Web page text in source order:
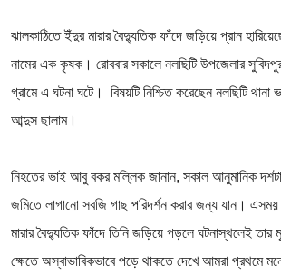
ঝালকাঠিতে ইঁদুর মারার বৈদ্যুতিক ফাঁদে জড়িয়ে প্রান
নামের এক কৃষক। রোববার সকালে নলছিটি উপজেলার
গ্রামে এ ঘটনা ঘটে। বিষয়টি নিশ্চিত করেছেন নলছিটি থানা
আব্দুস ছালাম।
নিহতের ভাই আবু বকর মল্লিক জানান, সকাল আনুমানিক
জমিতে লাগানো সবজি গাছ পরিদর্শন করার জন্য যান।
মারার বৈদ্যুতিক ফাঁদে তিনি জড়িয়ে পড়লে ঘটনাস্থলেই
ক্ষেতে অস্বাভাবিকভাবে পড়ে থাকতে দেখে আমরা প্রথমে